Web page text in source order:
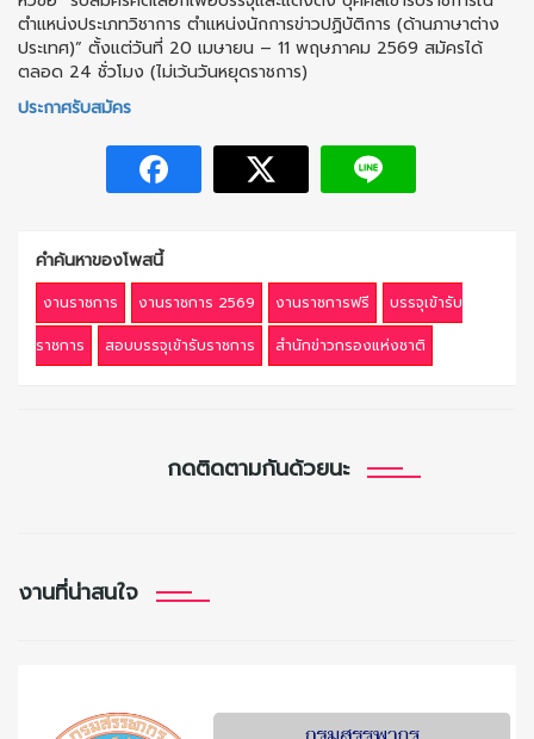
ตำแหน่งประเภทวิชาการ ตำแหน่งนักการข่าวปฏิบัติการ (ด้านภาษาต่าง
ประเทศ)” ตั้งแต่วันที่ 20 เมษายน – 11 พฤษภาคม 2569 สมัครได้
ตลอด 24 ชั่วโมง (ไม่เว้นวันหยุดราชการ)
ประกาศรับสมัคร
คำค้นหาของโพสนี้
งานราชการ งานราชการ 2569 งานราชการฟรี
บรรจุเข้ารับ
ราชการ
สอบบรรจุเข้ารับราชการ สำนักข่าวกรองแห่งชาติ
กดติดตามกันด้วยนะ
งานที่น่าสนใจ